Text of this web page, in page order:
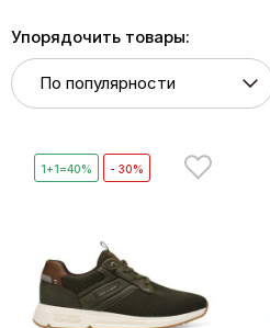
Упорядочить товары:
1+1=40% - 30%